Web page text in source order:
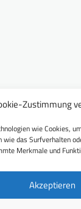
Zustimmung
wie Cookies,
das Surfverhalten
Merkmale und
Akzeptieren